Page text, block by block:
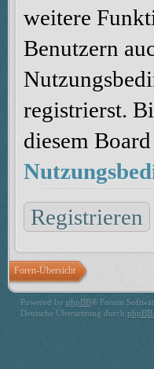
weitere
Benutzern
registrierst.
diesem
Registrieren
Foren-Übersicht
Powered by phpBB® Forum
Deutsche Übersetzung durch